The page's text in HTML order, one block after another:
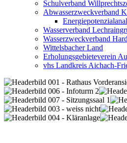
Schulverband
Abwasserzweckverband
Wasserverband
Wasserzweckverband
Wittelsbacher Land
Erholungsgebieteverein
vhs Landkreis Aichach-